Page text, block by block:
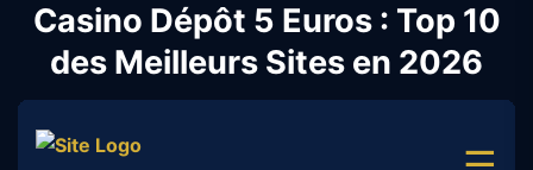
Casino Dépôt 5 Euros : Top 10
des Meilleurs Sites en 2026